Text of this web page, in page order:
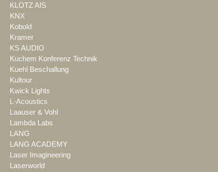
KLOTZ AIS
KNX
Kobold
Kramer
KS AUDIO
Kuchem Konferenz Technik
Kuehl Beschallung
Kultour
Kwick Lights
L-Acoustics
Laauser & Vohl
Lambda Labs
LANG
LANG ACADEMY
Laser Imagineering
Laserworld